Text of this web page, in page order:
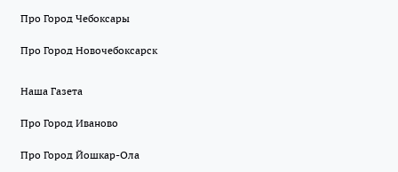
Про Город Чебоксары
Про Город Новочебоксарск
Наша Газета
Про Город Иваново
Про Город Йошкар-Ола